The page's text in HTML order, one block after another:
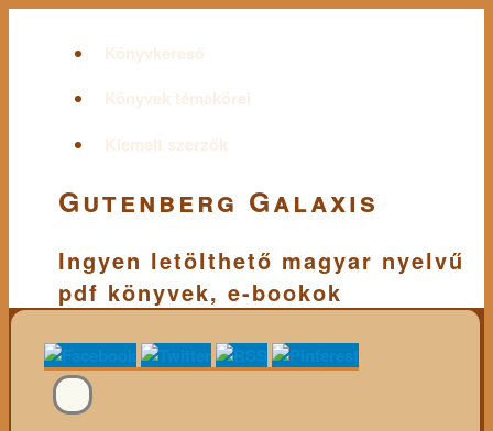
Könyvkereső
Könyvek témakörei
Kiemelt szerzők
Gutenberg Galaxis
Ingyen letölthető magyar nyelvű
pdf könyvek, e-bookok